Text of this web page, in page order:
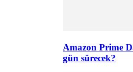
Amazon Prime
gün sürecek?